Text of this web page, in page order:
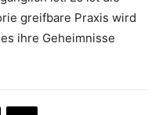
greifbare Praxis wird
ihre Geheimnisse